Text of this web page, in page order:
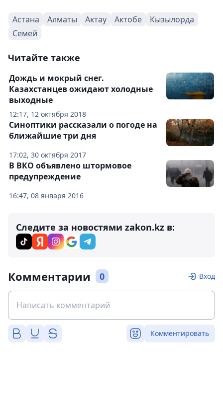
Астана Алматы Актау Актобе
Кызылорда
Семей
Читайте также
12:17, 12 октября 2018
Дождь и мокрый снег.
Казахстанцев ожидают холодные
выходные
17:02, 30 октября 2017
Синоптики рассказали о погоде на
ближайшие три дня
16:47, 08 января 2016
В ВКО объявлено штормовое
предупреждение
Следите за новостями zakon.kz в:
Комментарии 0 Вход
Комментировать